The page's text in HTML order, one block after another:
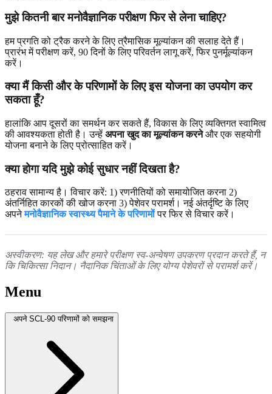
मुझे कितनी बार मनोवैज्ञानिक परीक्षण फिर से लेना चाहिए?
हम प्रगति को ट्रैक करने के लिए त्रैमासिक मूल्यांकन की सलाह देते हैं।
प्रारंभ में परीक्षण करें, 90 दिनों के लिए परिवर्तन लागू करें, फिर पुनर्मूल्यांकन
करें।
क्या मैं किसी और के परिणामों के लिए इस योजना का उपयोग कर
सकता हूँ?
हालांकि आप दूसरों का समर्थन कर सकते हैं, विकास के लिए व्यक्तिगत स्वामित्व
की आवश्यकता होती है। उन्हें अपना खुद का मूल्यांकन करनेऔर एक सहयोगी
योजना बनाने के लिए प्रोत्साहित करें।
क्या होगा यदि मुझे कोई सुधार नहीं दिखता है?
ठहराव सामान्य है। विचार करें: 1) रणनीतियों को समायोजित करना 2)
अंतर्निहित कारकों की खोज करना 3) पेशेवर परामर्श। नई अंतर्दृष्टि के लिए
अपनेमनोवैज्ञानिक स्वास्थ्य पैमाने के परिणामोंपर फिर से विचार करें।
अस्वीकरण: यह लेख और हमारे परीक्षण स्व-अन्वेषण उपकरण प्रदान करते हैं, न
कि चिकित्सा निदान। नैदानिक ​​चिंताओं के लिए योग्य पेशेवरों से परामर्श करें।
Menu
अपने SCL-90 परिणामों को समझना